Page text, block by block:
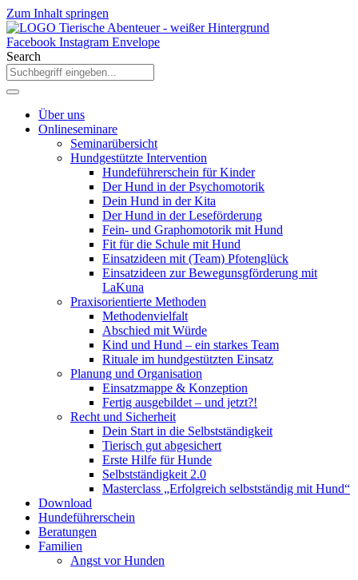
Zum Inhalt springen
Facebook Instagram Envelope
Search
Über uns
Onlineseminare
Seminarübersicht
Hundgestützte Intervention
Hundeführerschein für Kinder
Der Hund in der Psychomotorik
Dein Hund in der Kita
Der Hund in der Leseförderung
Fein- und Graphomotorik mit Hund
Fit für die Schule mit Hund
Einsatzideen mit (Team) Pfotenglück
Einsatzideen zur Bewegunsgförderung mit
LaKuna
Praxisorientierte Methoden
Methodenvielfalt
Abschied mit Würde
Kind und Hund – ein starkes Team
Rituale im hundgestützten Einsatz
Planung und Organisation
Einsatzmappe & Konzeption
Fertig ausgebildet – und jetzt?!
Recht und Sicherheit
Dein Start in die Selbstständigkeit
Tierisch gut abgesichert
Erste Hilfe für Hunde
Selbstständigkeit 2.0
Masterclass „Erfolgreich selbstständig mit Hund“
Download
Hundeführerschein
Beratungen
Familien
Angst vor Hunden